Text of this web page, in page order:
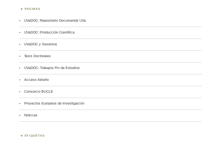
PÁGINAS
UVaDOC: Repositorio Documental UVa
UVaDOC: Producción Científica
UVaDOC y Sexenios
Tesis Doctorales
UVaDOC: Trabajos Fin de Estudios
Acceso Abierto
Consorcio BUCLE
Proyectos Europeos de Investigación
Noticias
ETIQUETAS